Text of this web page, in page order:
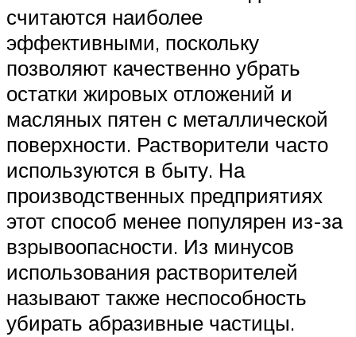
считаются наиболее
эффективными, поскольку
позволяют качественно убрать
остатки жировых отложений и
масляных пятен с металлической
поверхности. Растворители часто
используются в быту. На
производственных предприятиях
этот способ менее популярен из-за
взрывоопасности. Из минусов
использования растворителей
называют также неспособность
убирать абразивные частицы.